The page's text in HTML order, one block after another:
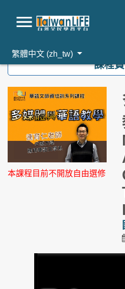
繁體中文 ‎(zh_tw)‎
課程
本課程目前不開放自由選修